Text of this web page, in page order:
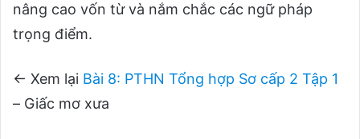
nâng cao vốn từ và nắm chắc các ngữ pháp
trọng điểm.
← Xem lại Bài 8: PTHN Tổng hợp Sơ cấp 2 Tập 1
– Giấc mơ xưa